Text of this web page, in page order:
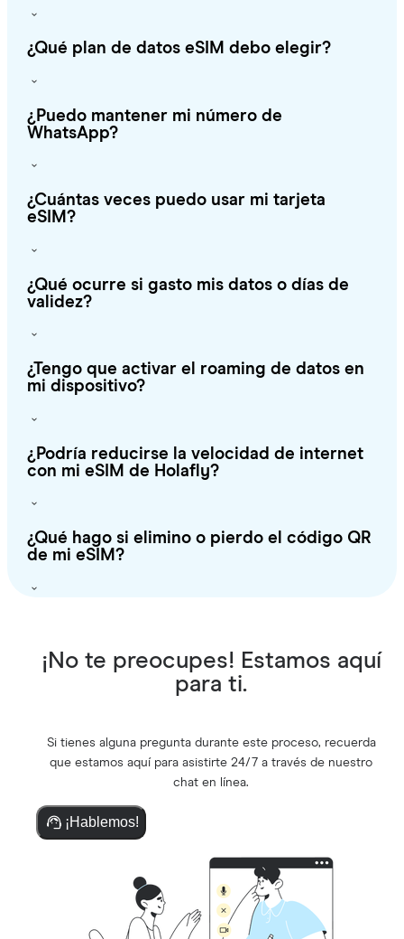
¿Qué plan de datos eSIM debo elegir?
¿Puedo mantener mi número de
WhatsApp?
¿Cuántas veces puedo usar mi tarjeta
eSIM?
¿Qué ocurre si gasto mis datos o días de
validez?
¿Tengo que activar el roaming de datos en
mi dispositivo?
¿Podría reducirse la velocidad de internet
con mi eSIM de Holafly?
¿Qué hago si elimino o pierdo el código QR
de mi eSIM?
¡No te preocupes! Estamos aquí
para ti.
Si tienes alguna pregunta durante este proceso, recuerda
que estamos aquí para asistirte 24/7 a través de nuestro
chat en línea.
¡Hablemos!